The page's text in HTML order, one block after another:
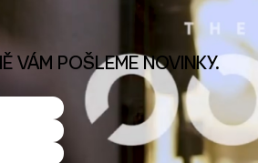
VÁM POŠLEME NOVINKY.